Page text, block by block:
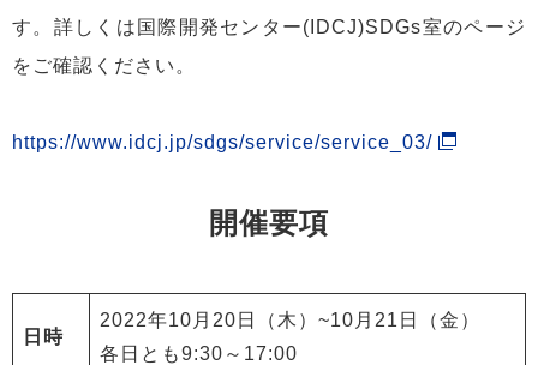
す。詳しくは国際開発センター(IDCJ)SDGs室のページ
をご確認ください。
https://www.idcj.jp/sdgs/service/service_03/
開催要項
日時
2022年10月20日（木）~10月21日（金）
各日とも9:30～17:00